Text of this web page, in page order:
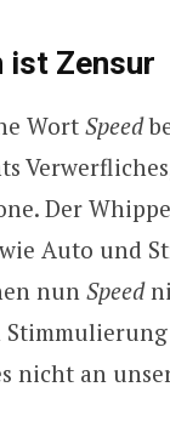
ist Zensur
WortSpeed
Der
Auto und
nun Speed
nicht an